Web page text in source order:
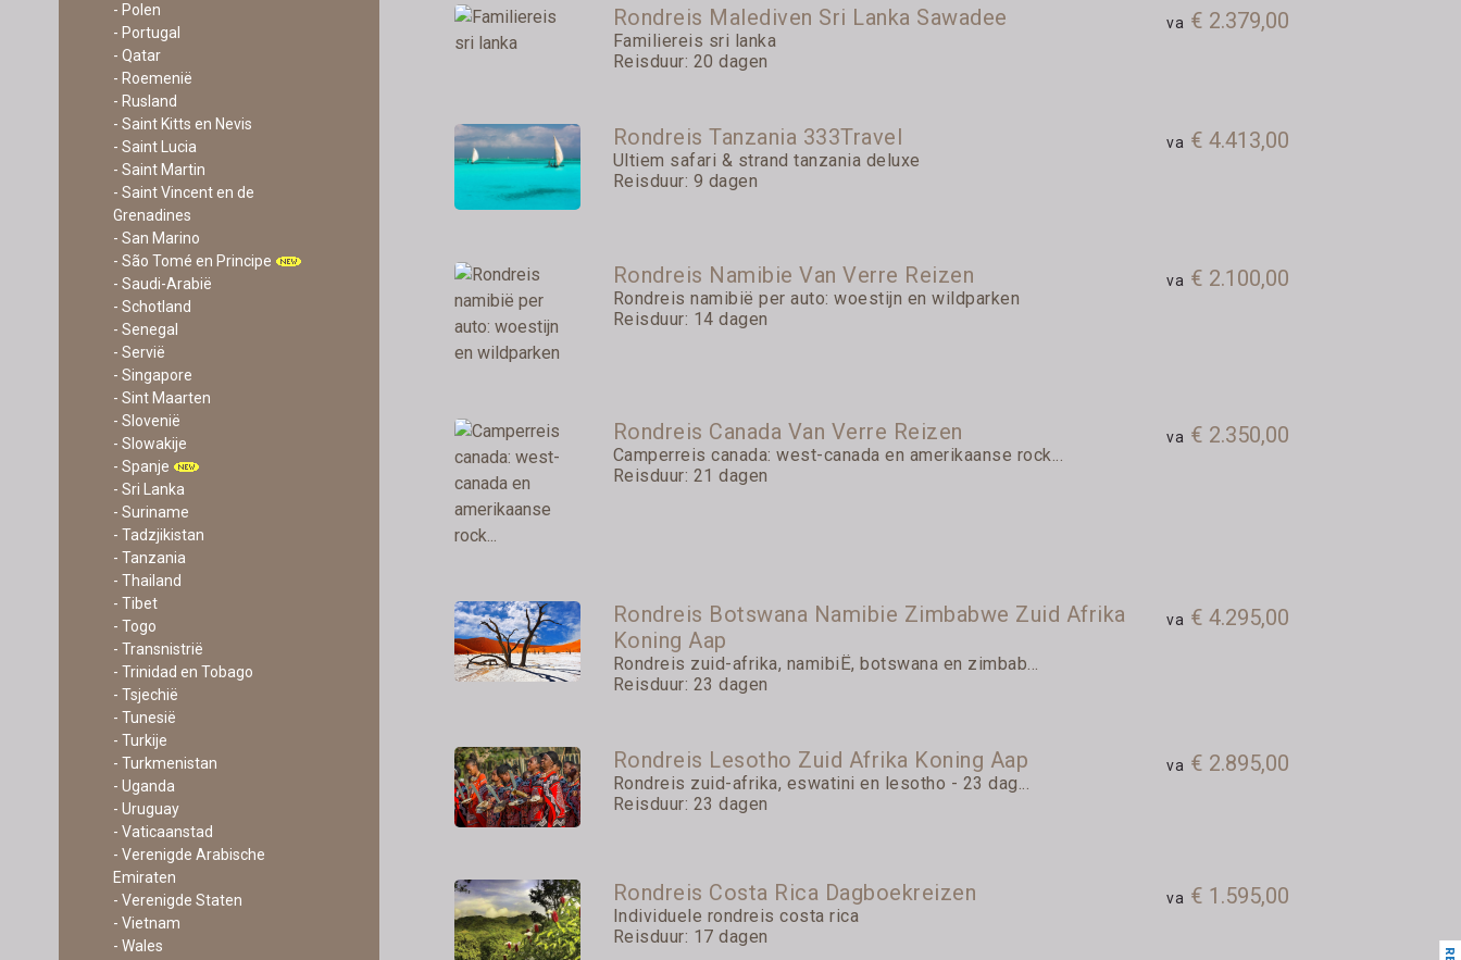
- Polen
- Portugal
- Qatar
- Roemenië
- Rusland
- Saint Kitts en Nevis
- Saint Lucia
- Saint Martin
- Saint Vincent en de
Grenadines
- San Marino
- São Tomé en Principe
- Saudi-Arabië
- Schotland
- Senegal
- Servië
- Singapore
- Sint Maarten
- Slovenië
- Slowakije
- Spanje
- Sri Lanka
- Suriname
- Tadzjikistan
- Tanzania
- Thailand
- Tibet
- Togo
- Transnistrië
- Trinidad en Tobago
- Tsjechië
- Tunesië
- Turkije
- Turkmenistan
- Uganda
- Uruguay
- Vaticaanstad
- Verenigde Arabische
Emiraten
- Verenigde Staten
- Vietnam
- Wales
Rondreis Malediven Sri Lanka Sawadee
Familiereis sri lanka
Reisduur: 20 dagen
va € 2.379,00
Rondreis Tanzania 333Travel
Ultiem safari & strand tanzania deluxe
Reisduur: 9 dagen
va € 4.413,00
Rondreis Namibie Van Verre Reizen
Rondreis namibië per auto: woestijn en wildparken
Reisduur: 14 dagen
va € 2.100,00
Rondreis Canada Van Verre Reizen
Camperreis canada: west-canada en amerikaanse rock...
Reisduur: 21 dagen
va € 2.350,00
Rondreis Botswana Namibie Zimbabwe Zuid Afrika
Koning Aap
Rondreis zuid-afrika, namibiË, botswana en zimbab...
Reisduur: 23 dagen
va € 4.295,00
Rondreis Lesotho Zuid Afrika Koning Aap
Rondreis zuid-afrika, eswatini en lesotho - 23 dag...
Reisduur: 23 dagen
va € 2.895,00
Rondreis Costa Rica Dagboekreizen
Individuele rondreis costa rica
Reisduur: 17 dagen
va € 1.595,00